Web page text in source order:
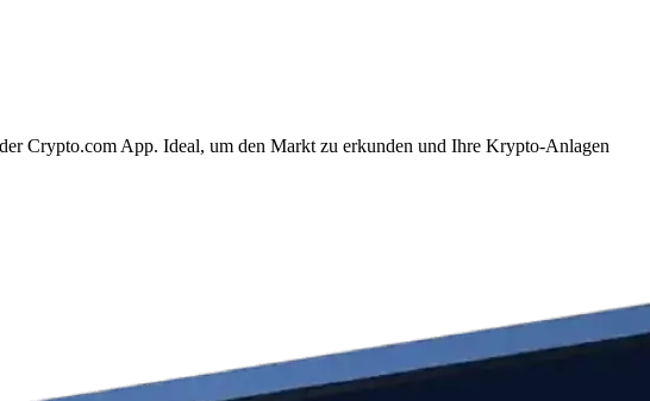
Crypto.com App. Ideal, um den Markt zu erkunden und Ihre Krypto-Anlagen